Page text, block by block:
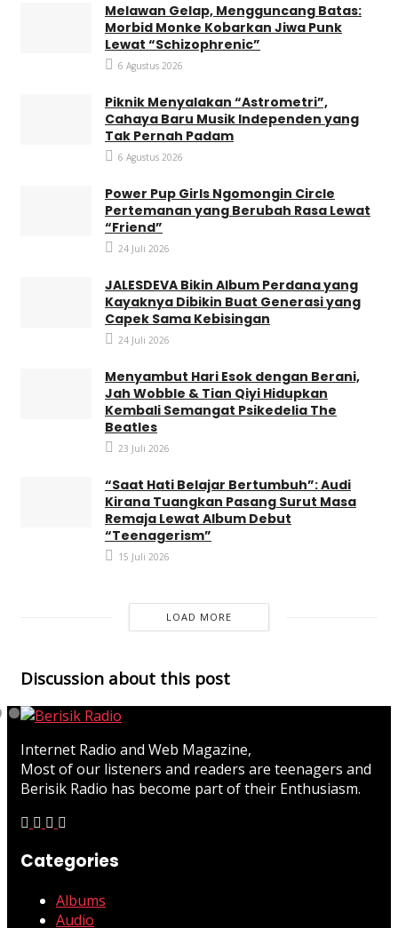
Melawan Gelap, Mengguncang Batas:
Morbid Monke Kobarkan Jiwa Punk
Lewat “Schizophrenic”
6 Agustus 2026
Piknik Menyalakan “Astrometri”,
Cahaya Baru Musik Independen yang
Tak Pernah Padam
6 Agustus 2026
Power Pup Girls Ngomongin Circle
Pertemanan yang Berubah Rasa Lewat
“Friend”
24 Juli 2026
JALESDEVA Bikin Album Perdana yang
Kayaknya Dibikin Buat Generasi yang
Capek Sama Kebisingan
24 Juli 2026
Menyambut Hari Esok dengan Berani,
Jah Wobble & Tian Qiyi Hidupkan
Kembali Semangat Psikedelia The
Beatles
23 Juli 2026
“Saat Hati Belajar Bertumbuh”: Audi
Kirana Tuangkan Pasang Surut Masa
Remaja Lewat Album Debut
“Teenagerism”
15 Juli 2026
LOAD MORE
Discussion about this post
Internet Radio and Web Magazine,
Most of our listeners and readers are teenagers and
Berisik Radio has become part of their Enthusiasm.
Categories
Albums
Audio